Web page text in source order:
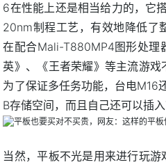
6在性能上还是相当给力的，它
20nm制程工艺，有效地降低了
在配合Mali-T880MP4图形处理
英》、《王者荣耀》等主流游
为了保证多任务功能，台电M16
B存储空间，而且自己还可以插
当然，平板不光是用来进行玩游